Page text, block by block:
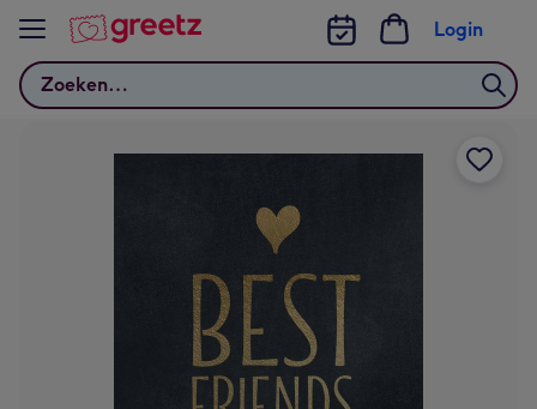
Bekijk meer
Zoeken
Login